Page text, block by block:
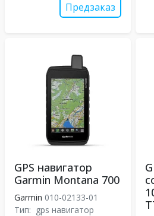
Предзаказ
GPS навигатор
Garmin Montana 700
Garmin 010-02133-01
Тип: gps навигатор